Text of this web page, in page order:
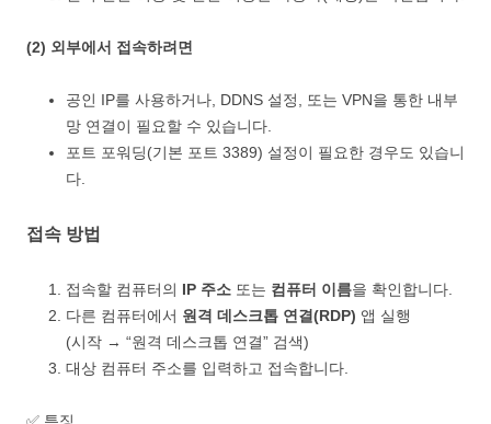
(2) 외부에서 접속하려면
공인 IP를 사용하거나, DDNS 설정, 또는 VPN을 통한 내부
망 연결이 필요할 수 있습니다.
포트 포워딩(기본 포트 3389) 설정이 필요한 경우도 있습니
다.
접속 방법
접속할 컴퓨터의 IP 주소 또는 컴퓨터 이름을 확인합니다.
다른 컴퓨터에서 원격 데스크톱 연결(RDP) 앱 실행
(시작 → “원격 데스크톱 연결” 검색)
대상 컴퓨터 주소를 입력하고 접속합니다.